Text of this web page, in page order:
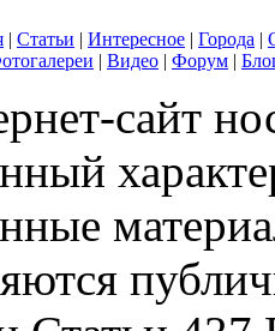
| Статьи | Интересное | Города |
| Видео | Форум |
сайт